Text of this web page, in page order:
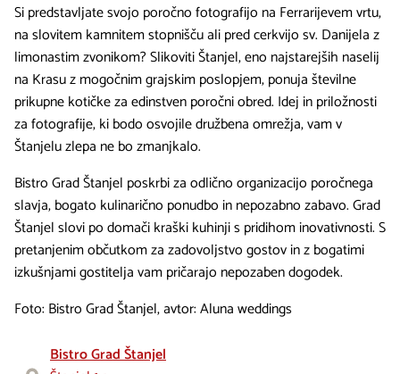
Si predstavljate svojo poročno fotografijo na Ferrarijevem vrtu,
na slovitem kamnitem stopnišču ali pred cerkvijo sv. Danijela z
limonastim zvonikom? Slikoviti Štanjel, eno najstarejših naselij
na Krasu z mogočnim grajskim poslopjem, ponuja številne
prikupne kotičke za edinstven poročni obred. Idej in priložnosti
za fotografije, ki bodo osvojile družbena omrežja, vam v
Štanjelu zlepa ne bo zmanjkalo.
Bistro Grad Štanjel poskrbi za odlično organizacijo poročnega
slavja, bogato kulinarično ponudbo in nepozabno zabavo. Grad
Štanjel slovi po domači kraški kuhinji s pridihom inovativnosti. S
pretanjenim občutkom za zadovoljstvo gostov in z bogatimi
izkušnjami gostitelja vam pričarajo nepozaben dogodek.
Foto: Bistro Grad Štanjel, avtor: Aluna weddings
Bistro Grad Štanjel